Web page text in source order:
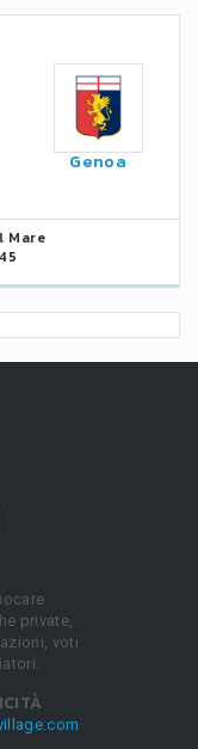
Genoa
Mare
private,
voti